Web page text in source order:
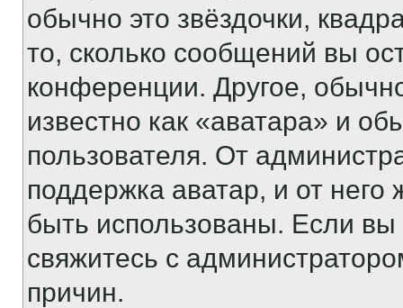
обычно это звёздочки,
то, сколько сообщений вы
конференции. Другое,
известно как «аватара» и
пользователя. От
поддержка аватар, и от него
быть использованы. Если
свяжитесь с
причин.